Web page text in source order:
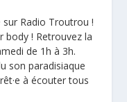
Radio Troutrou !
body ! Retrouvez la
de 1h à 3h.
son paradisiaque
à écouter tous